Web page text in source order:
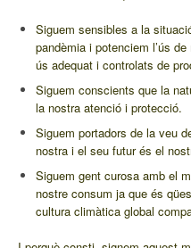
Siguem sensibles a la
pandèmia i potenciem l’ús
ús adequat i controlats de
Siguem conscients que la
la nostra atenció i protecció.
Siguem portadors de la veu
nostra i el seu futur és el
Siguem gent curosa amb el
nostre consum ja que és
cultura climàtica global